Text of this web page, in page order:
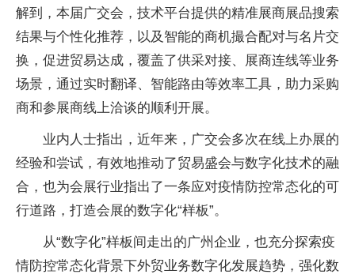
解到，本届广交会，技术平台提供的精准展商展品搜索
结果与个性化推荐，以及智能的商机撮合配对与名片交
换，促进贸易达成，覆盖了供采对接、展商连线等业务
场景，通过实时翻译、智能路由等效率工具，助力采购
商和参展商线上洽谈的顺利开展。
业内人士指出，近年来，广交会多次在线上办展的
经验和尝试，有效地推动了贸易盛会与数字化技术的融
合，也为会展行业指出了一条应对疫情防控常态化的可
行道路，打造会展的数字化“样板”。
从“数字化”样板间走出的广州企业，也充分探索疫
情防控常态化背景下外贸业务数字化发展趋势，强化数